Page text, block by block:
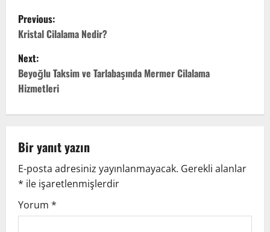
P
o
s
t
n
a
v
i
g
Previous:
Kristal Cilalama Nedir?
Next:
Beyoğlu Taksim ve Tarlabaşında Mermer Cilalama
Hizmetleri
Bir yanıt yazın
E-posta adresiniz yayınlanmayacak. Gerekli alanlar
* ile işaretlenmişlerdir
Yorum *